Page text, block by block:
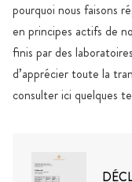
pourquoi nous faisons
en principes actifs de
finis par des
d’apprécier toute la
consulter ici quelques